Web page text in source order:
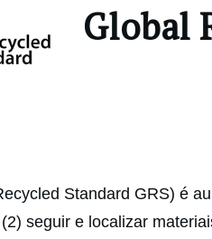
Global
Standard GRS) é
seguir e localizar